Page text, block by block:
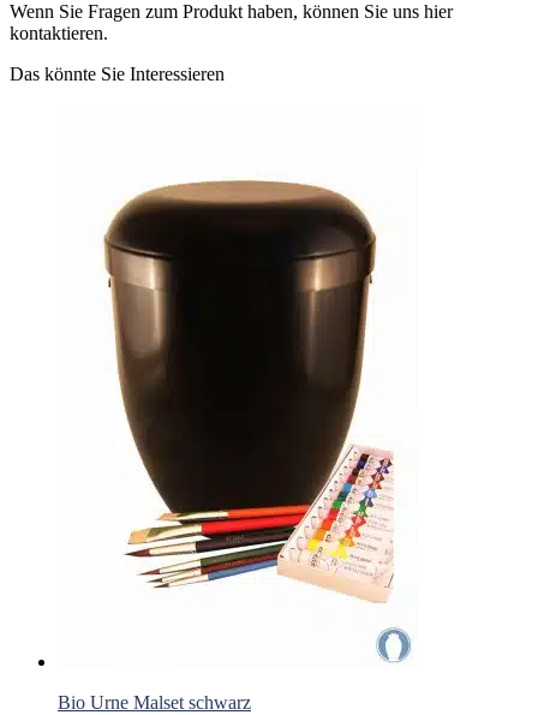
Wenn Sie Fragen zum Produkt haben, können Sie uns hier
kontaktieren.
Das könnte Sie Interessieren
Bio Urne Malset schwarz